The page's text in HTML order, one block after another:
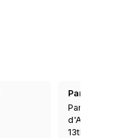
Paris
Paris-
13th